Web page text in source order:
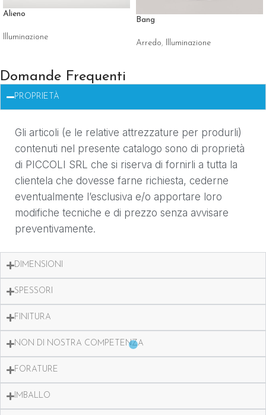
Alieno
Illuminazione
Bang
Arredo, Illuminazione
Domande Frequenti
PROPRIETÀ
Gli articoli (e le relative attrezzature per produrli)
contenuti nel presente catalogo sono di proprietà
di PICCOLI SRL che si riserva di fornirli a tutta la
clientela che dovesse farne richiesta, cederne
eventualmente l’esclusiva e/o apportare loro
modifiche tecniche e di prezzo senza avvisare
preventivamente.
DIMENSIONI
SPESSORI
FINITURA
NON DI NOSTRA COMPETENZA
FORATURE
IMBALLO